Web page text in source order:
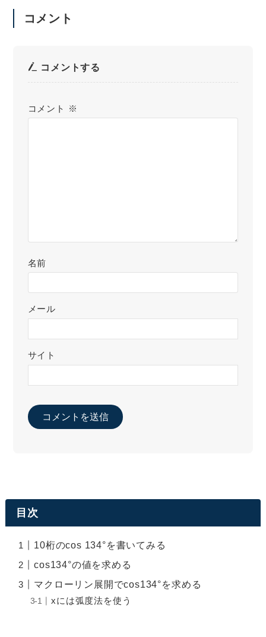
コメント
コメントする
コメント ※
名前
メール
サイト
目次
10桁のcos 134°を書いてみる
cos134°の値を求める
マクローリン展開でcos134°を求める
xには弧度法を使う